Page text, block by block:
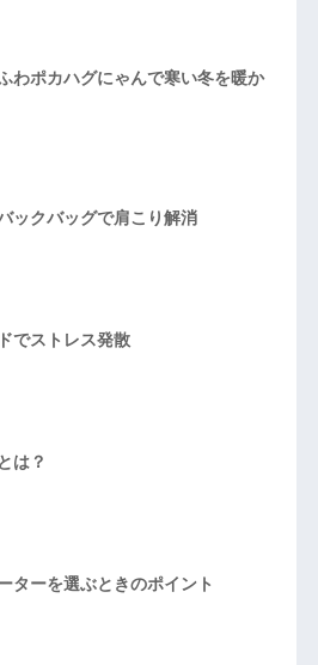
わポカハグにゃんで寒い冬を暖か
ックバッグで肩こり解消
でストレス発散
は？
ターを選ぶときのポイント